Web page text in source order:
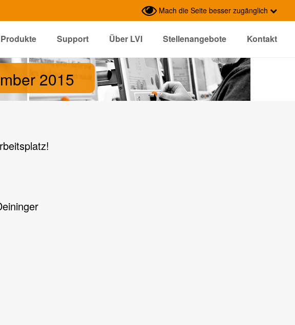
Mach die Seite besser zugänglich
Produkte Support Über LVI Stellenangebote
Kontakt
2015